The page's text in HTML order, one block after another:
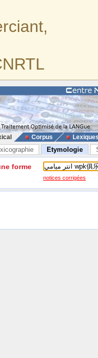
Corpus
Etymologie
forme
notices corrigées